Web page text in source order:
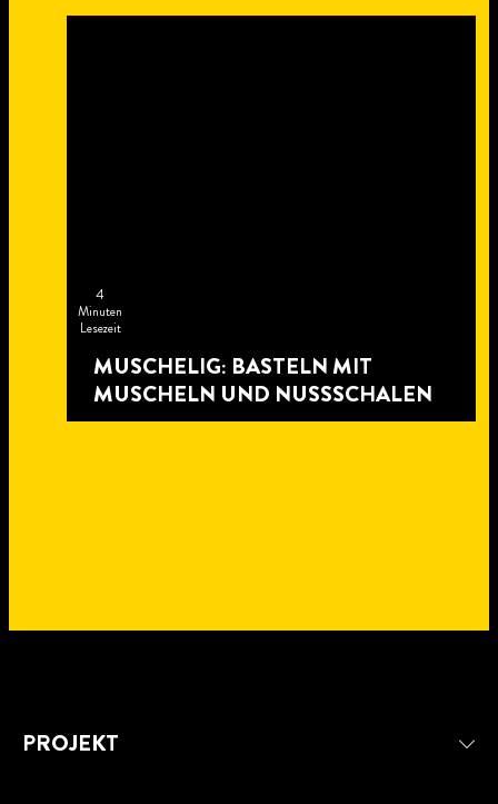
4
Minuten
Lesezeit
MUSCHELIG: BASTELN MIT
MUSCHELN UND NUSSSCHALEN
Minuten
Lesezeit
4
PROJEKT